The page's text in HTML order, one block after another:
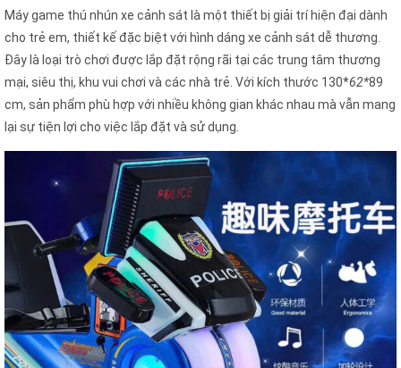
Máy game thú nhún xe cảnh sát là một thiết bị giải trí hiện đại dành
cho trẻ em, thiết kế đặc biệt với hình dáng xe cảnh sát dễ thương.
Đây là loại trò chơi được lắp đặt rộng rãi tại các trung tâm thương
mại, siêu thị, khu vui chơi và các nhà trẻ. Với kích thước 130*62*89
cm, sản phẩm phù hợp với nhiều không gian khác nhau mà vẫn mang
lại sự tiện lợi cho việc lắp đặt và sử dụng.